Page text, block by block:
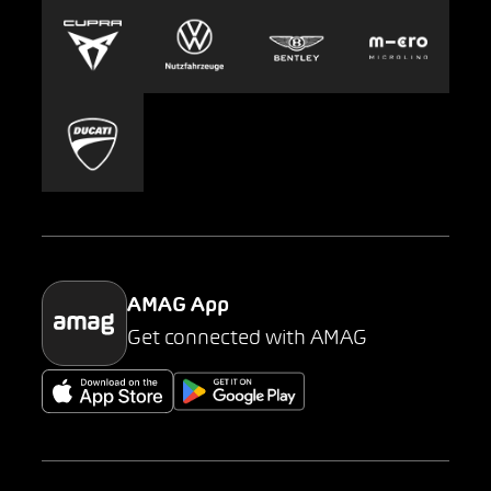
Europcar
Carsharing
Mobility-as-a-Service
Parking
Presse
AMAG App
Get connected with AMAG